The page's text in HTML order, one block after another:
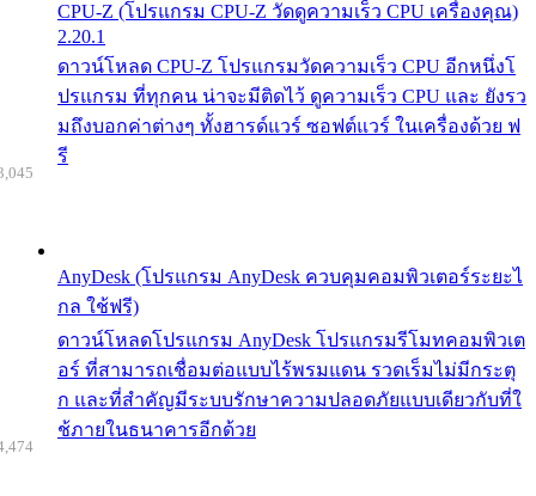
CPU-Z (โปรแกรม CPU-Z วัดดูความเร็ว CPU เครื่องคุณ)
2.20.1
ดาวน์โหลด CPU-Z โปรแกรมวัดความเร็ว CPU อีกหนึ่งโ
ปรแกรม ที่ทุกคน น่าจะมีติดไว้ ดูความเร็ว CPU และ ยังรว
มถึงบอกค่าต่างๆ ทั้งฮารด์แวร์ ซอฟต์แวร์ ในเครื่องด้วย ฟ
รี
AnyDesk (โปรแกรม AnyDesk ควบคุมคอมพิวเตอร์ระยะไ
กล ใช้ฟรี)
ดาวน์โหลดโปรแกรม AnyDesk โปรแกรมรีโมทคอมพิวเต
อร์ ที่สามารถเชื่อมต่อแบบไร้พรมแดน รวดเร็มไม่มีกระตุ
ก และที่สำคัญมีระบบรักษาความปลอดภัยแบบเดียวกับที่ใ
ช้ภายในธนาคารอีกด้วย